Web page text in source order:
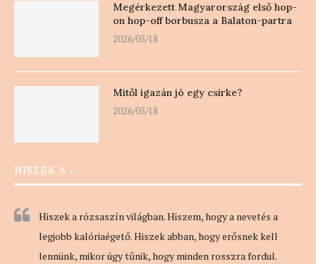
Megérkezett Magyarország első hop-
on hop-off borbusza a Balaton-partra
2026/05/18
Mitől igazán jó egy csirke?
2026/05/18
HISZEK A …
Hiszek a rózsaszín világban. Hiszem, hogy a nevetés a
legjobb kalóriaégető. Hiszek abban, hogy erősnek kell
lennünk, mikor úgy tűnik, hogy minden rosszra fordul.